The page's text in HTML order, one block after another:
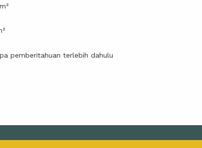
pemberitahuan terlebih dahulu